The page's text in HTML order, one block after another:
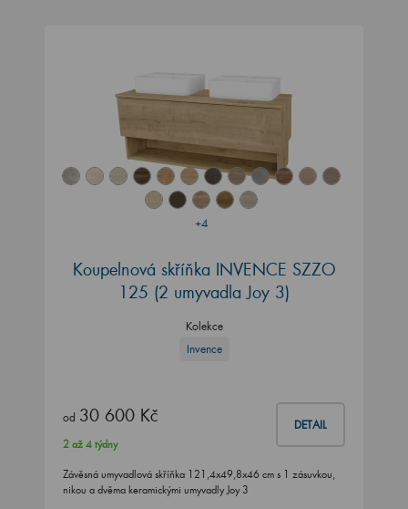
+4
Koupelnová skříňka INVENCE SZZO
125 (2 umyvadla Joy 3)
Kolekce
Invence
od 30 600 Kč DETAIL
2 až 4 týdny
Závěsná umyvadlová skříňka 121,4x49,8x46 cm s 1 zásuvkou,
nikou a dvěma keramickými umyvadly Joy 3